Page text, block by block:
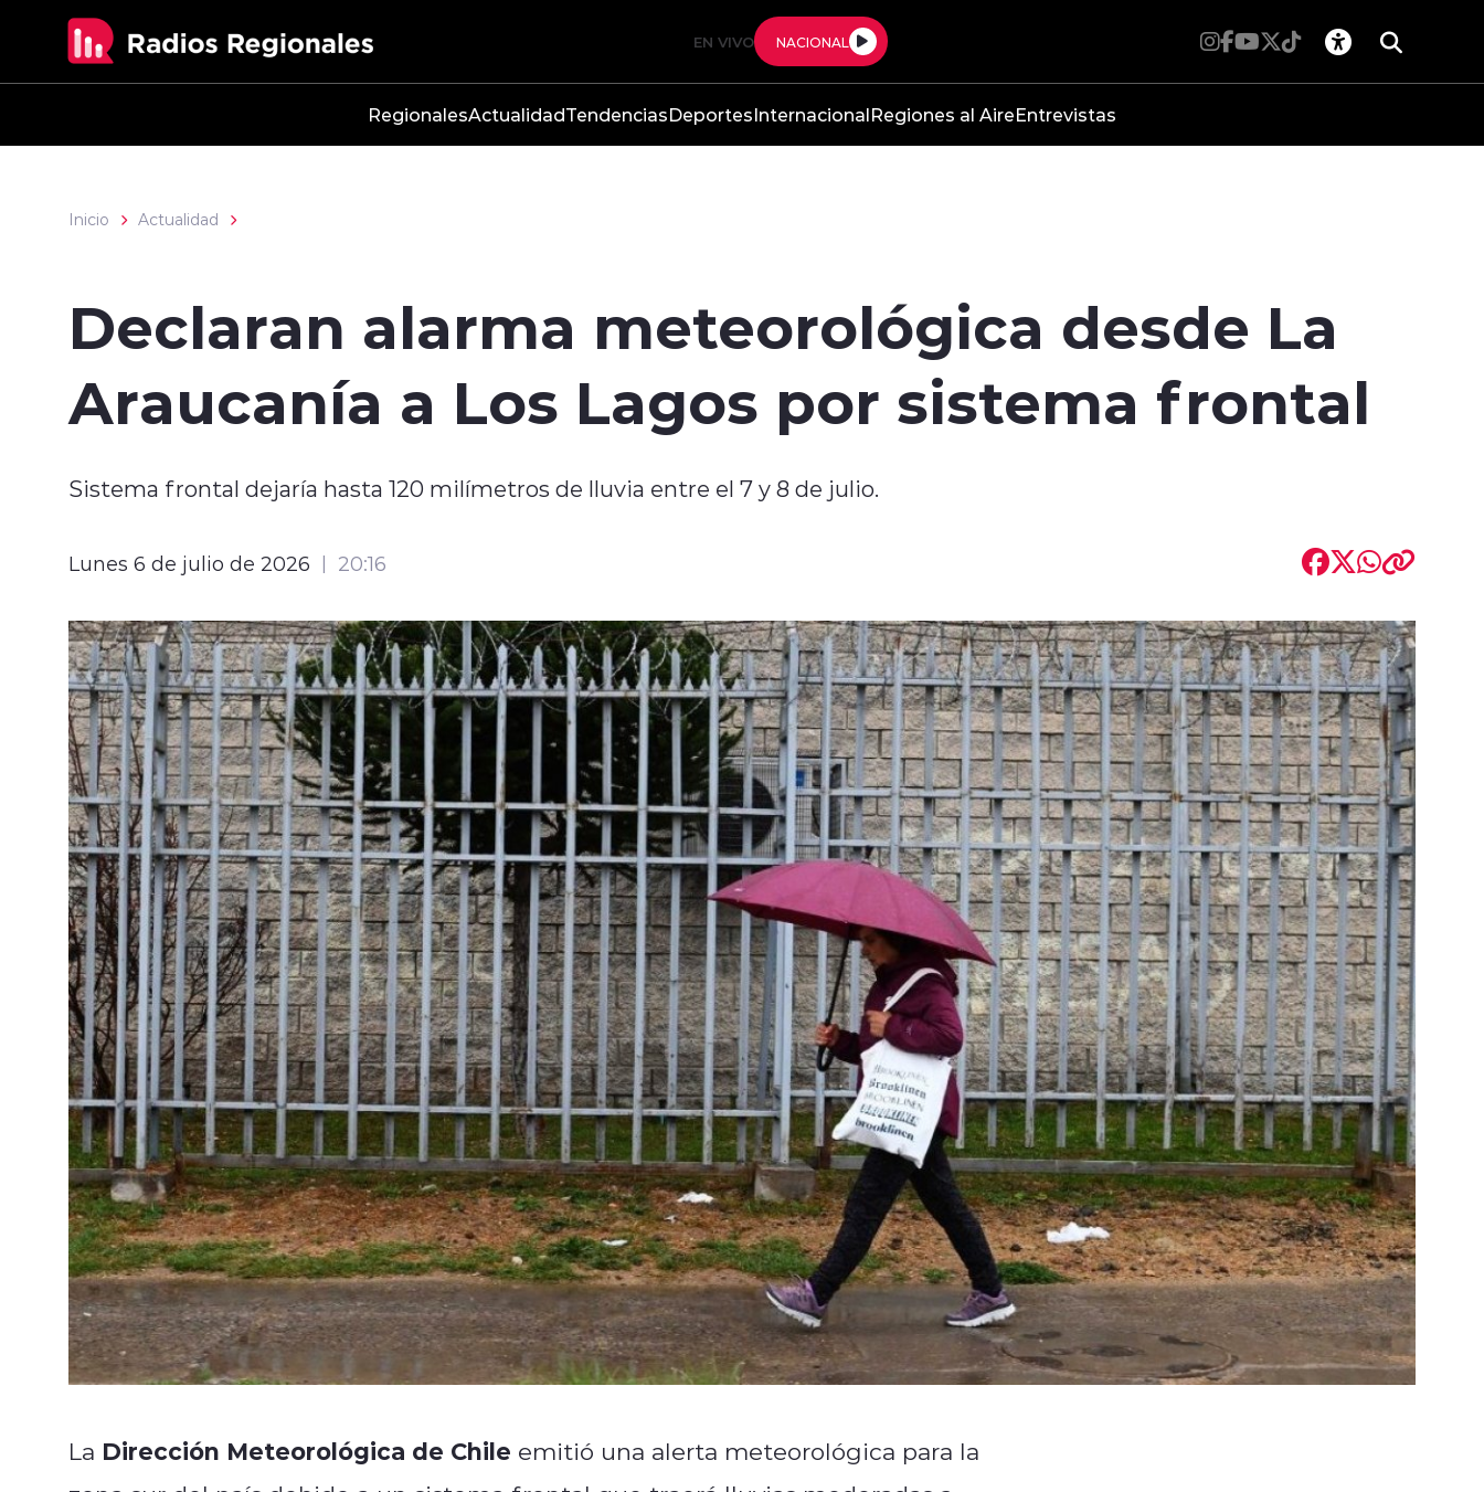
EN VIVO NACIONAL
RegionalesActualidadTendenciasDeportesInternacionalRegiones al AireEntrevistas
Inicio Actualidad
Declaran alarma meteorológica desde La
Araucanía a Los Lagos por sistema frontal
Sistema frontal dejaría hasta 120 milímetros de lluvia entre el 7 y 8 de julio.
Lunes 6 de julio de 2026 20:16
La Dirección Meteorológica de Chile emitió una alerta meteorológica para la